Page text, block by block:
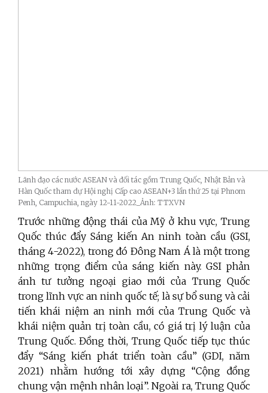
Lãnh đạo các nước ASEAN và đối tác gồm Trung Quốc, Nhật Bản và
Hàn Quốc tham dự Hội nghị Cấp cao ASEAN+3 lần thứ 25 tại Phnom
Penh, Campuchia, ngày 12-11-2022_Ảnh: TTXVN
Trước những động thái của Mỹ ở khu vực, Trung
Quốc thúc đẩy Sáng kiến An ninh toàn cầu (GSI,
tháng 4-2022), trong đó Đông Nam Á là một trong
những trọng điểm của sáng kiến này. GSI phản
ánh tư tưởng ngoại giao mới của Trung Quốc
trong lĩnh vực an ninh quốc tế; là sự bổ sung và cải
tiến khái niệm an ninh mới của Trung Quốc và
khái niệm quản trị toàn cầu, có giá trị lý luận của
Trung Quốc. Đồng thời, Trung Quốc tiếp tục thúc
đẩy “Sáng kiến phát triển toàn cầu” (GDI, năm
2021) nhằm hướng tới xây dựng “Cộng đồng
chung vận mệnh nhân loại”. Ngoài ra, Trung Quốc